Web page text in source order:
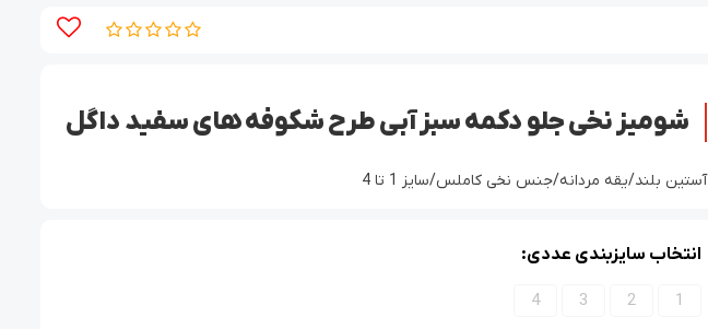
شومیز نخی جلو دکمه سبز آبی طرح شکوفه های سفید داگل
آستین بلند/یقه مردانه/جنس نخی کاملس/سایز 1 تا 4
انتخاب سایزبندی عددی:
1
2
3
4